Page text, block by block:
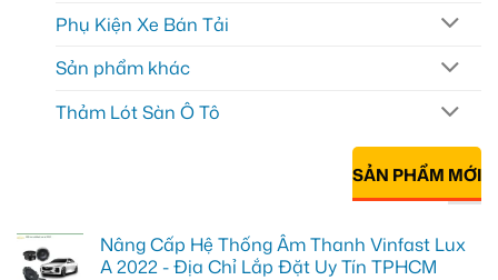
Phụ Kiện Xe Bán Tải
Sản phẩm khác
Thảm Lót Sàn Ô Tô
SẢN PHẨM MỚI
Nâng Cấp Hệ Thống Âm Thanh Vinfast Lux
A 2022 - Địa Chỉ Lắp Đặt Uy Tín TPHCM